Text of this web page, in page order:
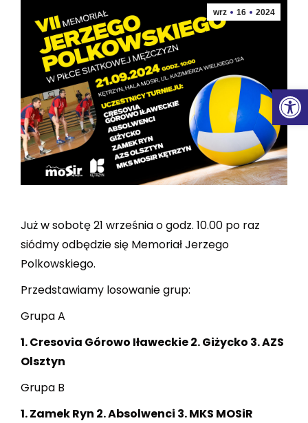
wrz 16 2024
Już w sobotę 21 września o godz. 10.00 po raz
siódmy odbędzie się Memoriał Jerzego
Polkowskiego.
Przedstawiamy losowanie grup:
Grupa A
1. Cresovia Górowo Iławeckie 2. Giżycko 3. AZS
Olsztyn
Grupa B
1. Zamek Ryn 2. Absolwenci 3. MKS MOSiR